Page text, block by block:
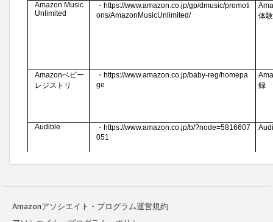
Amazonアソシエイト・プログラム運営規約